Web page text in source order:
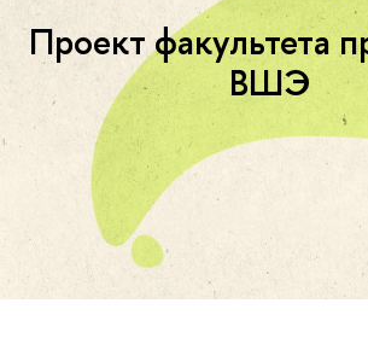
Проект факультета
ВШЭ